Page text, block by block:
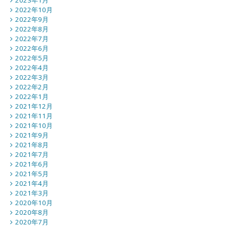
2022年10月
2022年9月
2022年8月
2022年7月
2022年6月
2022年5月
2022年4月
2022年3月
2022年2月
2022年1月
2021年12月
2021年11月
2021年10月
2021年9月
2021年8月
2021年7月
2021年6月
2021年5月
2021年4月
2021年3月
2020年10月
2020年8月
2020年7月